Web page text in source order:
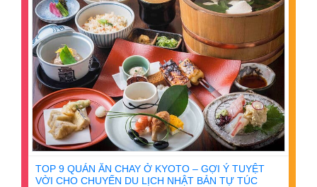
TOP 9 QUÁN ĂN CHAY Ở KYOTO – GỢI Ý TUYỆT
VỜI CHO CHUYẾN DU LỊCH NHẬT BẢN TỰ TÚC